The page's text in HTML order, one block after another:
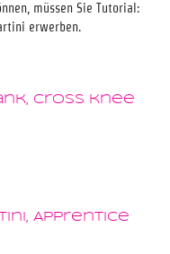
müssen Sie Tutorial:
erwerben.
Cross knee
Apprentice